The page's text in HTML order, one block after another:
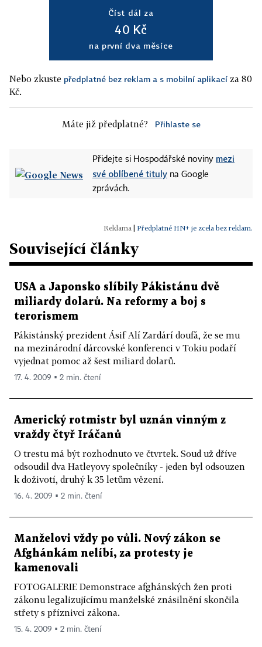
Číst dál za
40 Kč
na první dva měsíce
Nebo zkuste předplatné bez reklam a s mobilní aplikací za 80
Kč.
Máte již předplatné? Přihlaste se
Přidejte si Hospodářské noviny mezi
své oblíbené tituly na Google
zprávách.
Předplatné HN+ je zcela bez reklam.
Související články
USA a Japonsko slíbily Pákistánu dvě
miliardy dolarů. Na reformy a boj s
terorismem
Pákistánský prezident Ásif Alí Zardárí doufá, že se mu
na mezinárodní dárcovské konferenci v Tokiu podaří
vyjednat pomoc až šest miliard dolarů.
17. 4. 2009 ▪ 2 min. čtení
Americký rotmistr byl uznán vinným z
vraždy čtyř Iráčanů
O trestu má být rozhodnuto ve čtvrtek. Soud už dříve
odsoudil dva Hatleyovy společníky - jeden byl odsouzen
k doživotí, druhý k 35 letům vězení.
16. 4. 2009 ▪ 2 min. čtení
Manželovi vždy po vůli. Nový zákon se
Afghánkám nelíbí, za protesty je
kamenovali
FOTOGALERIE Demonstrace afghánských žen proti
zákonu legalizujícímu manželské znásilnění skončila
střety s příznivci zákona.
15. 4. 2009 ▪ 2 min. čtení